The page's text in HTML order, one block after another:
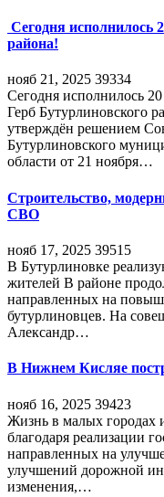
Сегодня исполнилось
района!
нояб 21, 2025 39334
Сегодня исполнилось
Герб Бутурлиновского
утверждён решением
Бутурлиновского
области от 21 ноября…
Строительство,
СВО
нояб 17, 2025 39515
В Бутурлиновке
жителей В районе
направленных на
бутурлиновцев. На
Александр…
В Нижнем Кисляе
нояб 16, 2025 39423
Жизнь в малых городах
благодаря реализации
направленных на
улучшений дорожной
изменения,…